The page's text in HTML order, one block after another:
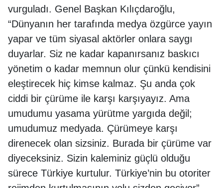
vurguladı. Genel Başkan Kılıçdaroğlu,
“Dünyanın her tarafında medya özgürce yayın
yapar ve tüm siyasal aktörler onlara saygı
duyarlar. Siz ne kadar kapanırsanız baskıcı
yönetim o kadar memnun olur çünkü kendisini
eleştirecek hiç kimse kalmaz. Şu anda çok
ciddi bir çürüme ile karşı karşıyayız. Ama
umudumu yasama yürütme yargıda değil;
umudumuz medyada. Çürümeye karşı
direnecek olan sizsiniz. Burada bir çürüme var
diyeceksiniz. Sizin kaleminiz güçlü olduğu
sürece Türkiye kurtulur. Türkiye’nin bu otoriter